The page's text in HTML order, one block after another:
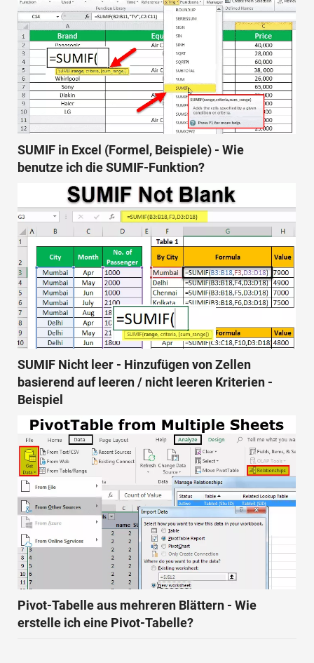
SUMIF in Excel (Formel, Beispiele) - Wie
benutze ich die SUMIF-Funktion?
SUMIF Nicht leer - Hinzufügen von Zellen
basierend auf leeren / nicht leeren Kriterien -
Beispiel
Pivot-Tabelle aus mehreren Blättern - Wie
erstelle ich eine Pivot-Tabelle?